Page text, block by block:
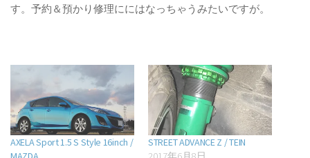
す。予約＆預かり修理ににはなっちゃうみたいですが。
AXELA Sport 1.5 S Style 16inch /
STREET ADVANCE Z / TEIN